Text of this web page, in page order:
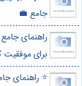
جامع 💼
راهنمای
برای
⭐️ راهنمای